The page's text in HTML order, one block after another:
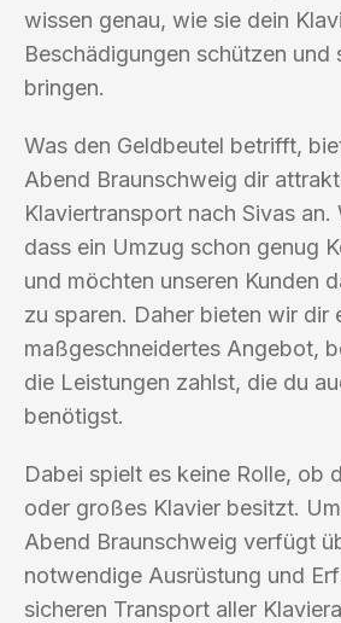
wissen genau, wie sie dein
Beschädigungen schützen und
bringen.
Was den Geldbeutel betrifft,
Abend Braunschweig dir
Klaviertransport nach Sivas an.
dass ein Umzug schon genug
und möchten unseren Kunden
zu sparen. Daher bieten wir dir
maßgeschneidertes Angebot,
die Leistungen zahlst, die du
benötigst.
Dabei spielt es keine Rolle, ob
oder großes Klavier besitzt.
Abend Braunschweig verfügt
notwendige Ausrüstung und
sicheren Transport aller